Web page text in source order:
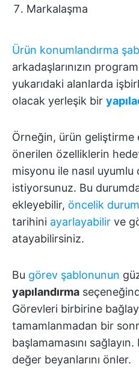
Markalaşma
Ürün konumlandırma
arkadaşlarınızın
yukarıdaki alanlarda
olacak yerleşik bir
Örneğin, ürün geliştirme
önerilen özelliklerin
misyonu ile nasıl uyumlu
istiyorsunuz. Bu
ekleyebilir, öncelik
tarihini ayarlayabilir ve
atayabilirsiniz.
Bu görev şablonunun
yapılandırma
Görevleri birbirine
tamamlanmadan bir
başlamamasını
değer beyanlarını önler.